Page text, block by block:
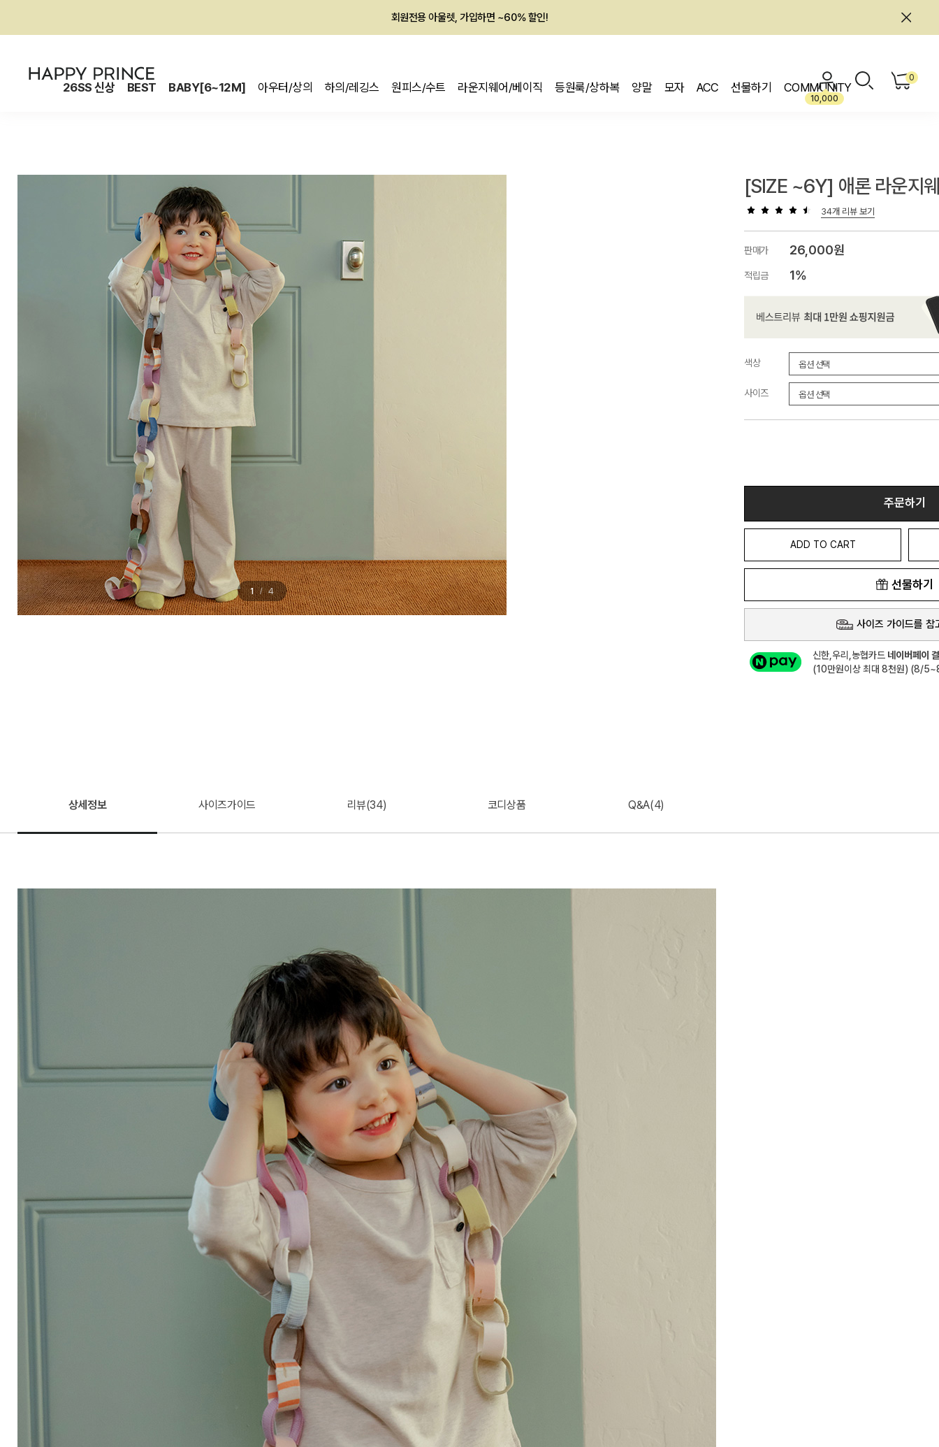
멤버십 최대 28,000원 혜택
26SS 신상 BEST BABY[6~12M] 아우터/상의 하의/레깅스 원피스/수트 라운지웨어/베이직 등원룩/상하복 양말 모자 ACC 선물하기 COMMUNITY
10,000
0
1 / 4
[SIZE ~6Y] 애론 라운지
34개 리뷰 보기
판매가 26,000원
적립금 1%
색상
사이즈
주문하기
ADD TO CART
선물하기
사이즈 가이드를 참
신한,우리,농협카드 네이버페이
(10만원이상 최대 8천원) (8/
상세정보 사이즈가이드 리뷰(34) 코디상품 Q&A(4)